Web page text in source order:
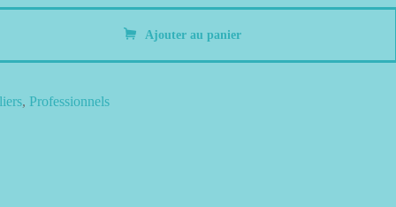
Ajouter au panier
, Professionnels